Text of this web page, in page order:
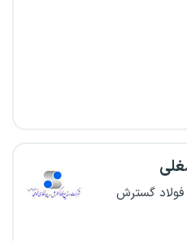
فولاد گسترش